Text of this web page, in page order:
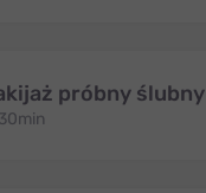
próbny ślubny